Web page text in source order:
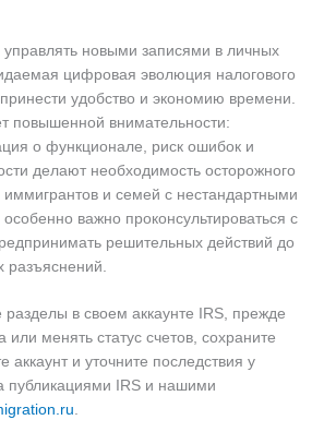
новыми записями в личных
цифровая эволюция налогового
удобство и экономию времени.
повышенной внимательности:
о функционале, риск ошибок и
делают необходимость осторожного
и семей с нестандартными
важно проконсультироваться с
решительных действий до
разъяснений.
в своем аккаунте IRS, прежде
или менять статус счетов, сохраните
аккаунт и уточните последствия у
публикациями IRS и нашими